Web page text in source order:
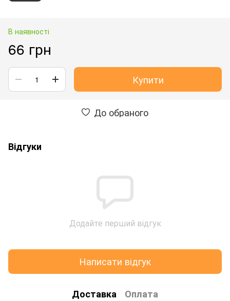
В наявності
66 грн
Купити
До обраного
Відгуки
Додайте перший відгук
Написати відгук
Доставка Оплата